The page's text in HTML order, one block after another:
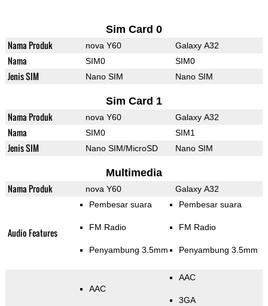
Sim Card 0
Nama Produk nova Y60 Galaxy A32
Nama SIM0 SIM0
Jenis SIM Nano SIM Nano SIM
Sim Card 1
Nama Produk nova Y60 Galaxy A32
Nama SIM0 SIM1
Jenis SIM Nano SIM/MicroSD Nano SIM
Multimedia
Nama Produk nova Y60 Galaxy A32
Audio Features
Pembesar suara
FM Radio
Penyambung 3.5mm
Pembesar suara
FM Radio
Penyambung 3.5mm
AAC
AAC
3GA